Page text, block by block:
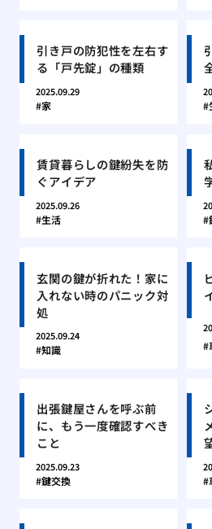
引き戸の防犯性を左右す
る「戸先錠」の種類
2025.09.29
家
賃貸暮らしの鍵紛失を防
ぐアイデア
2025.09.26
生活
玄関の鍵が折れた！家に
入れない時のパニック対
処
2025.09.24
知識
出張鍵屋さんを呼ぶ前
に、もう一度確認すべき
こと
2025.09.23
鍵交換